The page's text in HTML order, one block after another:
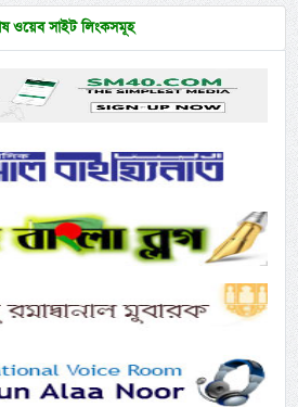
ওয়েব সাইট লিংকসমূহ